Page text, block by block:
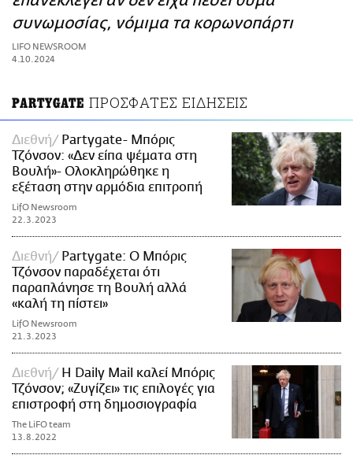
ΑΜΠΑ
PRINT
συνωμοσίας, νόμιμα τα κορωνοπάρτι
LIFO NEWSROOM
4.10.2024
PARTYGATE ΠΡΟΣΦΑΤΕΣ ΕΙΔΗΣΕΙΣ
Διεθνή
Partygate- Μπόρις
Τζόνσον: «Δεν είπα ψέματα στη
Βουλή»- Ολοκληρώθηκε η
εξέταση στην αρμόδια επιτροπή
LifO Newsroom
22.3.2023
Διεθνή
Partygate: Ο Μπόρις
Τζόνσον παραδέχεται ότι
παραπλάνησε τη Βουλή αλλά
«καλή τη πίστει»
LifO Newsroom
21.3.2023
Διεθνή
Η Daily Mail καλεί Μπόρις
Τζόνσον; «Ζυγίζει» τις επιλογές για
επιστροφή στη δημοσιογραφία
The LiFO team
13.8.2022